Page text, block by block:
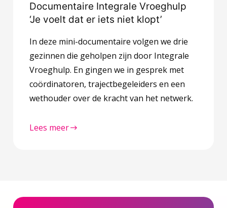
Documentaire Integrale Vroeghulp
‘Je voelt dat er iets niet klopt’
In deze mini-documentaire volgen we drie
gezinnen die geholpen zijn door Integrale
Vroeghulp. En gingen we in gesprek met
coördinatoren, trajectbegeleiders en een
wethouder over de kracht van het netwerk.
Lees meer